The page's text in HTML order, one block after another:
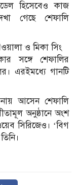
হিসেবেও কাজ
গেছে শেফালি
ও মিকা সিং
সঙ্গে শেফালির
এরইমধ্যে গানটি
আসেন শেফালি
অনুষ্ঠানে অংশ
সিরিজেও। ‘বিগ